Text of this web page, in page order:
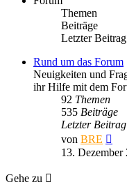
Themen
Beiträge
Letzter Beitrag
Rund um das Forum
Neuigkeiten und
ihr Hilfe mit dem
92 Themen
535 Beiträge
Letzter Beitrag
von BRE
13. Dezember
Gehe zu